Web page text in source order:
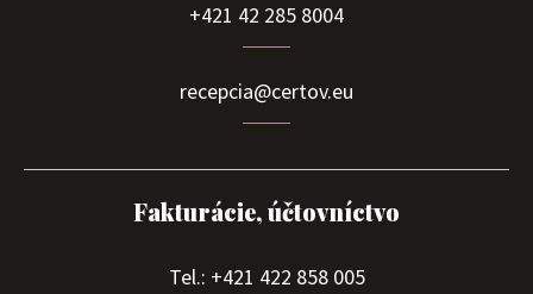
+421 42 285 8004
recepcia@certov.eu
Fakturácie, účtovníctvo
Tel.: +421 422 858 005